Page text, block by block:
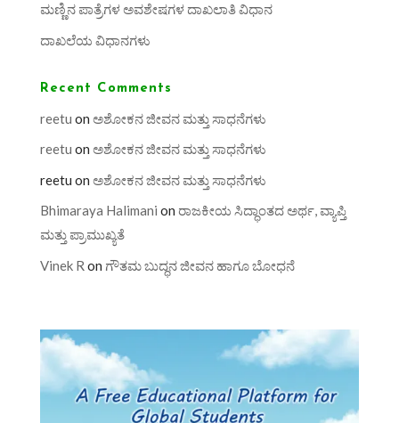
ಮಣ್ಣಿನ ಪಾತ್ರೆಗಳ ಅವಶೇಷಗಳ ದಾಖಲಾತಿ ವಿಧಾನ
ದಾಖಲೆಯ ವಿಧಾನಗಳು
Recent Comments
reetu on ಅಶೋಕನ ಜೀವನ ಮತ್ತು ಸಾಧನೆಗಳು
reetu on ಅಶೋಕನ ಜೀವನ ಮತ್ತು ಸಾಧನೆಗಳು
reetu on ಅಶೋಕನ ಜೀವನ ಮತ್ತು ಸಾಧನೆಗಳು
Bhimaraya Halimani on ರಾಜಕೀಯ ಸಿದ್ಧಾಂತದ ಅರ್ಥ, ವ್ಯಾಪ್ತಿ
ಮತ್ತು ಪ್ರಾಮುಖ್ಯತೆ
Vinek R on ಗೌತಮ ಬುದ್ಧನ ಜೀವನ ಹಾಗೂ ಬೋಧನೆ